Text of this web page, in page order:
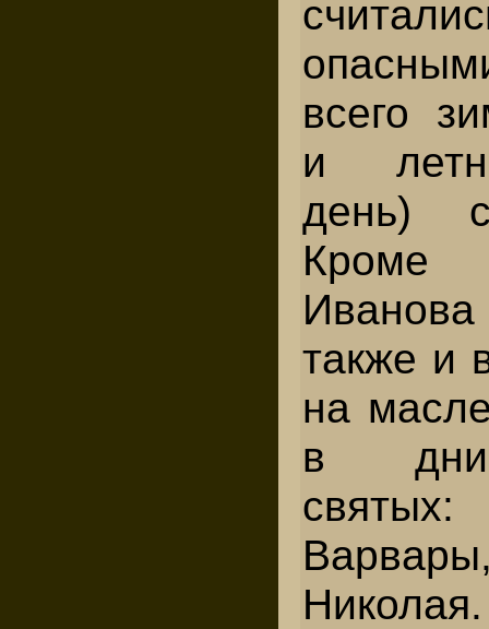
всего
и
день)
так­же и
на
в дни
Николая.